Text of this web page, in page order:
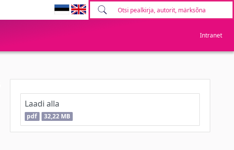
Intranet
Laadi alla
pdf 32,22 MB